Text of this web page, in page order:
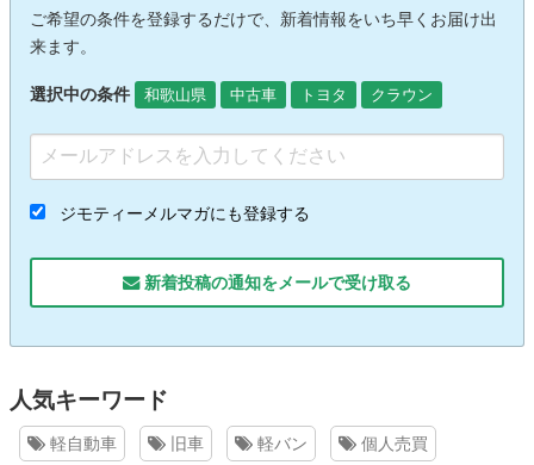
ご希望の条件を登録するだけで、新着情報をいち早くお届け出
来ます。
選択中の条件 和歌山県 中古車 トヨタ クラウン
ジモティーメルマガにも登録する
新着投稿の通知をメールで受け取る
人気キーワード
軽自動車 旧車 軽バン 個人売買